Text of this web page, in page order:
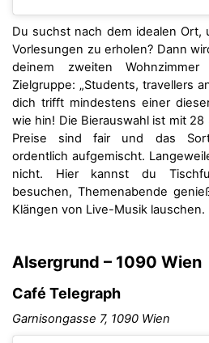
Du suchst nach dem idealen Ort,
Vorlesungen zu erholen? Dann
deinem zweiten
Zielgruppe: „Students, travellers
dich trifft mindestens einer
wie hin! Die Bierauswahl ist mit
Preise sind fair und das
ordentlich aufgemischt.
nicht. Hier kannst du
besuchen, Themenabende
Klängen von Live-Musik lauschen.
Alsergrund – 1090 Wien
Café Telegraph
Garnisongasse 7, 1090 Wien